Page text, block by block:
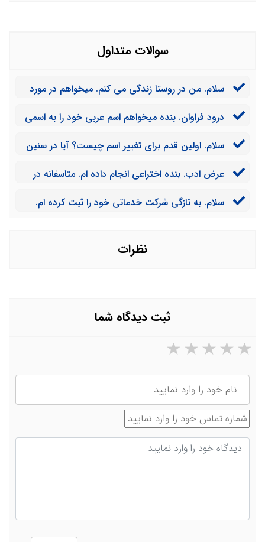
سوالات متداول
سلام. من در روستا زندگی می کنم. میخواهم در مورد
مطمئنی پیدا کنم؟
درود فراوان. بنده میخواهم اسم عربی خود را به اسمی
سلام. اولین قدم برای تغییر اسم چیست؟ آیا در سنین
عرض ادب. بنده اختراعی انجام داده ام. متاسفانه در
اختراع را پیگیری کند؟
سلام. به تازگی شرکت خدماتی خود را ثبت کرده ام.
نظرات
ثبت دیدگاه شما
۵ ستاره از ۵ ۴ ستاره از ۵ ۳ ستاره از ۵ ۲ ستاره از ۵
نام
شماره تماس
دیدگاه